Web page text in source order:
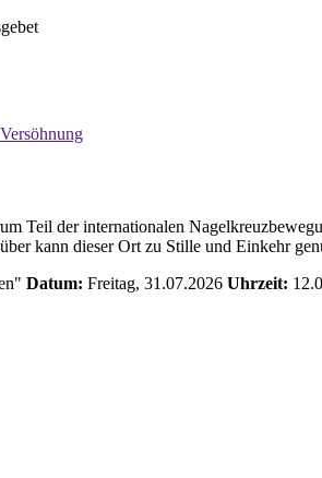
Teil der internationalen
kann dieser Ort zu Stille und Einkehr
Datum: Freitag, 31.07.2026 Uhrzeit: